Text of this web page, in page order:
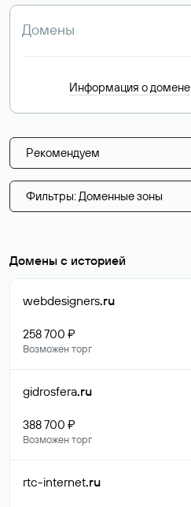
Информация о домене
Рекомендуем
Фильтры: Доменные зоны
Домены с историей
webdesigners.ru
258 700 ₽
Возможен торг
gidrosfera.ru
388 700 ₽
Возможен торг
rtc-internet.ru